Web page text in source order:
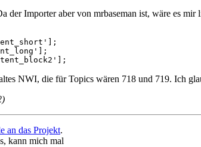
der Importer aber von mrbaseman ist, wäre es mir
NWI, die für Topics wären 718 und 719. Ich
an das Projekt.
kann mich mal